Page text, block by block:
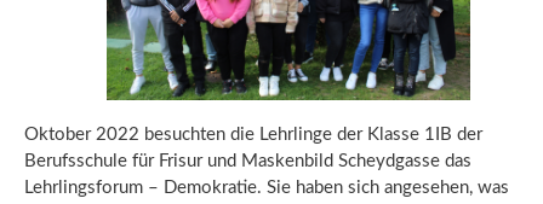
Oktober 2022 besuchten die Lehrlinge der Klasse 1IB der
Berufsschule für Frisur und Maskenbild Scheydgasse das
Lehrlingsforum – Demokratie. Sie haben sich angesehen, was